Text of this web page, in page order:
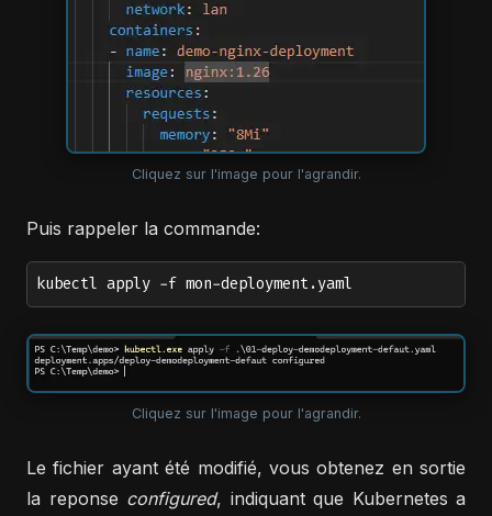
Cliquez sur l'image pour l'agrandir.
Puis rappeler la commande:
kubectl apply -f mon-deployment.yaml
Cliquez sur l'image pour l'agrandir.
Le fichier ayant été modifié, vous obtenez en sortie
la reponse configured, indiquant que Kubernetes a